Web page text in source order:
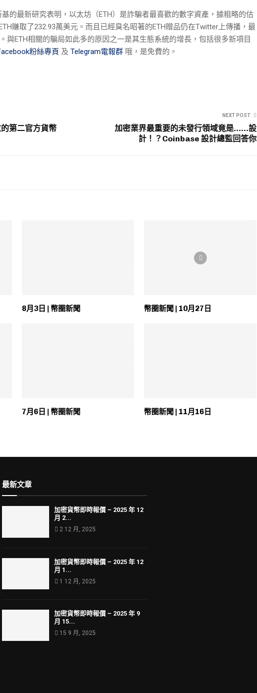
的最新研究表明，以太坊（ETH）是詐騙者最喜歡的數字資產，據粗略的估
賺取了232.93萬美元。而且已經臭名昭著的ETH贈品仍在Twitter上傳播，最
與ETH相關的騙局如此多的原因之一是其生態系統的增長，包括很多新項目
粉絲專頁 及 Telegram電報群 哦，是免費的。
第二官方貨幣
NEXT POST
加密業界最重要的未發行領域竟是……設
計！？Coinbase 設計總監回答你
8月3日 | 幣圈新聞 幣圈新聞 | 10月27日
7月6日 | 幣圈新聞 幣圈新聞 | 11月16日
最新文章
加密貨幣即時報價 – 2025 年 12
月 2...
2 12 月, 2025
加密貨幣即時報價 – 2025 年 12
月 1...
1 12 月, 2025
加密貨幣即時報價 – 2025 年 9
月 15...
15 9 月, 2025